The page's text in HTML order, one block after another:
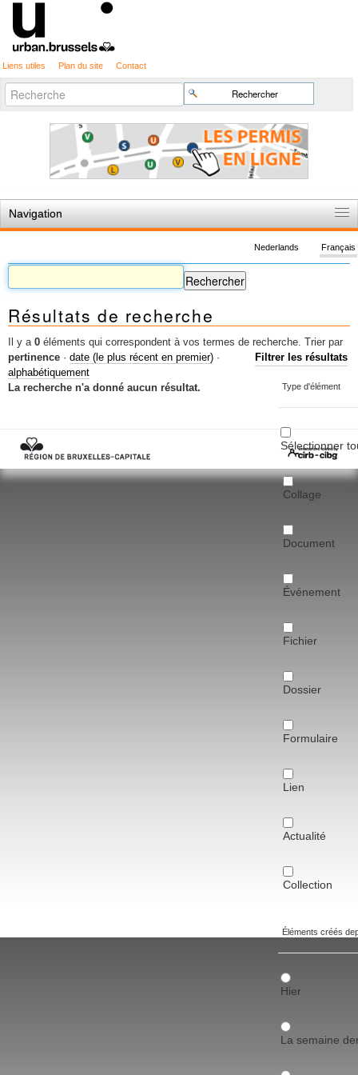
Liens utiles Plan du site Contact
Chercher par
Recherche
avancée…
Navigation
Règles du jeu
Permis d'urbanisme
Cartographie
Etudes et publications
Mots-clés
Renseignements urbanistiques
Français
Nederlands
Résultats de recherche
Il y a 0 éléments qui correspondent à vos termes de recherche.
Filtrer les résultats
Type d'élément
Sélectionner
Collage
Document
Événement
Fichier
Dossier
Formulaire
Lien
Actualité
Collection
Éléments créés
Hier
La semaine
Trier par
pertinence · date (le plus récent en premier) ·
alphabétiquement
La recherche n'a donné aucun résultat.